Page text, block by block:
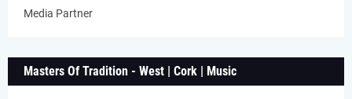
Media Partner
Masters Of Tradition - West | Cork | Music